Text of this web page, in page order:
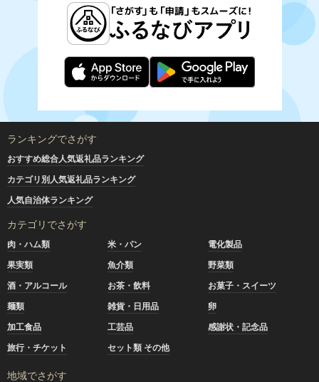
ランキングでさがす
おすすめ総合人気返礼品ランキング
カテゴリ別人気返礼品ランキング
人気自治体ランキング
カテゴリでさがす
肉・ハム類 米・パン
電化製品
果実類
魚介類
野菜類
酒・アルコール
お茶・飲料
お菓子・スイーツ
麺類
雑貨・日用品
卵
加工食品
工芸品
感謝状・記念品
旅行・チケット
セット類 その他
地域でさがす